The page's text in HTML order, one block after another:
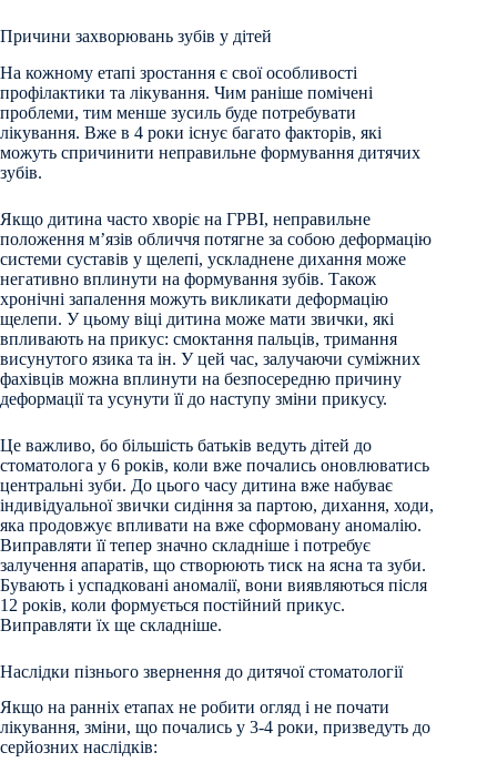
Причини захворювань зубів у дітей
На кожному етапі зростання є свої особливості
профілактики та лікування. Чим раніше помічені
проблеми, тим менше зусиль буде потребувати
лікування. Вже в 4 роки існує багато факторів, які
можуть спричинити неправильне формування дитячих
зубів.
Якщо дитина часто хворіє на ГРВІ, неправильне
положення м’язів обличчя потягне за собою деформацію
системи суставів у щелепі, ускладнене дихання може
негативно вплинути на формування зубів. Також
хронічні запалення можуть викликати деформацію
щелепи. У цьому віці дитина може мати звички, які
впливають на прикус: смоктання пальців, тримання
висунутого язика та ін. У цей час, залучаючи суміжних
фахівців можна вплинути на безпосередню причину
деформації та усунути її до наступу зміни прикусу.
Це важливо, бо більшість батьків ведуть дітей до
стоматолога у 6 років, коли вже почались оновлюватись
центральні зуби. До цього часу дитина вже набуває
індивідуальної звички сидіння за партою, дихання, ходи,
яка продовжує впливати на вже сформовану аномалію.
Виправляти її тепер значно складніше і потребує
залучення апаратів, що створюють тиск на ясна та зуби.
Бувають і успадковані аномалії, вони виявляються після
12 років, коли формується постійний прикус.
Виправляти їх ще складніше.
Наслідки пізнього звернення до дитячої стоматології
Якщо на ранніх етапах не робити огляд і не почати
лікування, зміни, що почались у 3-4 роки, призведуть до
серйозних наслідків: